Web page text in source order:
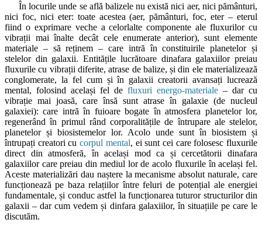
În locurile unde se află balizele nu există nici aer, nici pământuri,
nici foc, nici eter: toate acestea (aer, pământuri, foc, eter – eterul
fiind o exprimare veche a celorlalte componente ale fluxurilor cu
vibrații mai înalte decât cele enumerate anterior), sunt elemente
materiale – să reținem – care intră în constituirile planetelor și
stelelor din galaxii. Entitățile lucrătoare dinafara galaxiilor preiau
fluxurile cu vibrații diferite, atrase de balize, și din ele materializează
conglomerate, la fel cum și în galaxii creatorii avansați lucrează
mental, folosind același fel de fluxuri energo-materiale – dar cu
vibrație mai joasă, care însă sunt atrase în galaxie (de nucleul
galaxiei): care intră în fuioare bogate în atmosfera planetelor lor,
regenerând în primul rând corporalitățile de întrupare ale stelelor,
planetelor și biosistemelor lor. Acolo unde sunt în biosistem și
întrupați creatori cucorpul mental, ei sunt cei care folosesc fluxurile
direct din atmosferă, în același mod ca și cercetătorii dinafara
galaxiilor care preiau din mediul lor de acolo fluxurile în același fel.
Aceste materializări dau naștere la mecanisme absolut naturale, care
funcționează pe baza relațiilor între feluri de potențial ale energiei
fundamentale, și conduc astfel la funcționarea tuturor structurilor din
galaxii – dar cum vedem și dinfara galaxiilor, în situațiile pe care le
discutăm.